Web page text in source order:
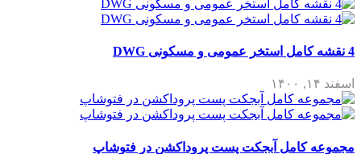
4 نقشه کامل استخر عمومی و مسکونی DWG
اسفند ۱۴, ۱۴۰۰
مجموعه کامل آبجکت پست پروداکشن در فتوشاپ